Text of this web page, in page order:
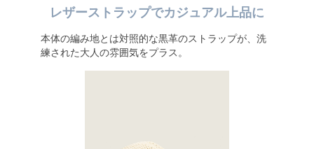
レザーストラップでカジュアル上品に
本体の編み地とは対照的な黒革のストラップが、洗
練された大人の雰囲気をプラス。